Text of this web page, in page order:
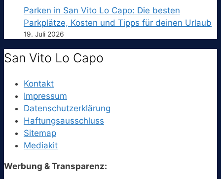
Parken in San Vito Lo Capo: Die besten
Parkplätze, Kosten und Tipps für deinen Urlaub
19. Juli 2026
San Vito Lo Capo
Kontakt
Impressum
Datenschutzerklärung
Haftungsausschluss
Sitemap
Mediakit
Werbung & Transparenz: